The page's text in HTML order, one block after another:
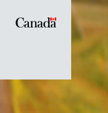
Symbole
Canada